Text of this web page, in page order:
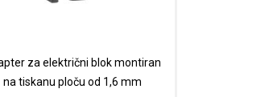
za električni blok montiran
na tiskanu ploču od 1,6 mm